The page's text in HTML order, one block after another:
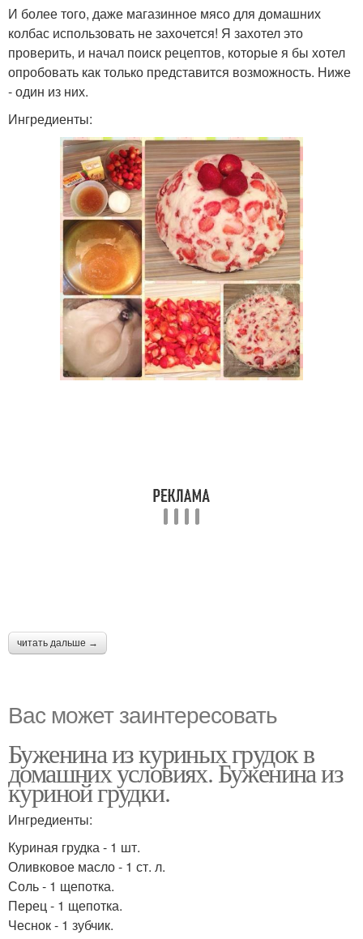
И более того, даже магазинное мясо для домашних
колбас использовать не захочется! Я захотел это
проверить, и начал поиск рецептов, которые я бы хотел
опробовать как только представится возможность. Ниже
- один из них.
Ингредиенты:
читать дальше →
Вас может заинтересовать
Буженина из куриных грудок в
домашних условиях. Буженина из
куриной грудки.
Ингредиенты:
Куриная грудка - 1 шт.
Оливковое масло - 1 ст. л.
Соль - 1 щепотка.
Перец - 1 щепотка.
Чеснок - 1 зубчик.